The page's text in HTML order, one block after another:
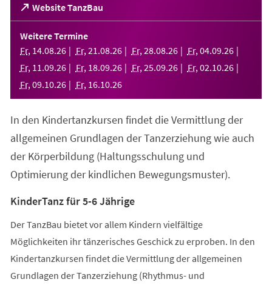
Website TanzBau
(Öffnet
in
einem
neuen
Tab)
Weitere Termine
Fr, 14.08.26 Fr, 21 .08.26 Fr, 28.08.26 Fr, 04.09.26
Fr, 11 .09.26 Fr, 18.09.26 Fr, 25.09.26 Fr, 02.10.26
Fr, 09.10.26 Fr, 16.10.26
In den Kindertanzkursen findet die Vermittlung der
allgemeinen Grundlagen der Tanzerziehung wie auch
der Körperbildung (Haltungsschulung und
Optimierung der kindlichen Bewegungsmuster).
KinderTanz für 5-6 Jährige
Der TanzBau bietet vor allem Kindern vielfältige
Möglichkeiten ihr tänzerisches Geschick zu erproben. In den
Kindertanzkursen findet die Vermittlung der allgemeinen
Grundlagen der Tanzerziehung (Rhythmus- und